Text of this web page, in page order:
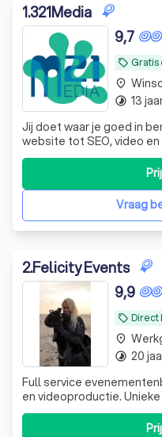
1.321Media
local_offer Gratis
9,7
Jij doet waar je goed in
website tot SEO, video
nemen ruis weg en
merkafdeling on demand.
Vraag
place
timelapse 13
2.Felicity Events
local_offer Direct
9,9
Full service
en videoproductie.
emoties overbrengen,
op maat.., dat is onze
place
timelapse 20